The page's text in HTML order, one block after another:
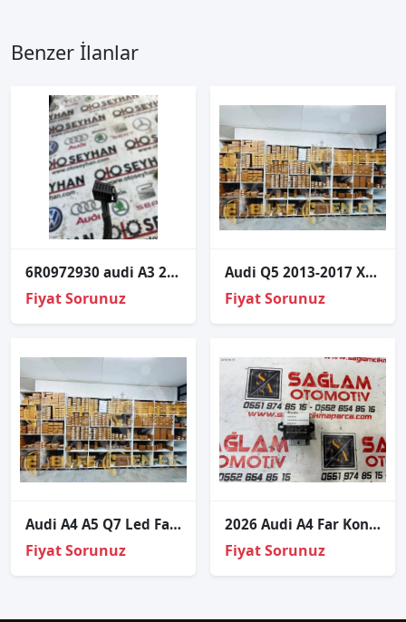
Benzer İlanlar
6R0972930 audi A3 2015 iç tesisat fiş soketi
Fiyat Sorunuz
Audi Q5 2013-2017 Xenon Far Beyni
Fiyat Sorunuz
Audi A4 A5 Q7 Led Far Beyni A4 A5 Q7 4M0907397AB
Fiyat Sorunuz
2026 Audi A4 Far Kontrol Ünitesi Beyni 8K5907357B
Fiyat Sorunuz